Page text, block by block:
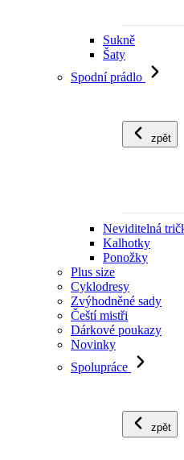
Sukně
Šaty
Spodní prádlo
zpět
Neviditelná
Kalhotky
Ponožky
Plus size
Cyklodresy
Zvýhodněné sady
Čeští mistři
Dárkové poukazy
Novinky
Spolupráce
zpět